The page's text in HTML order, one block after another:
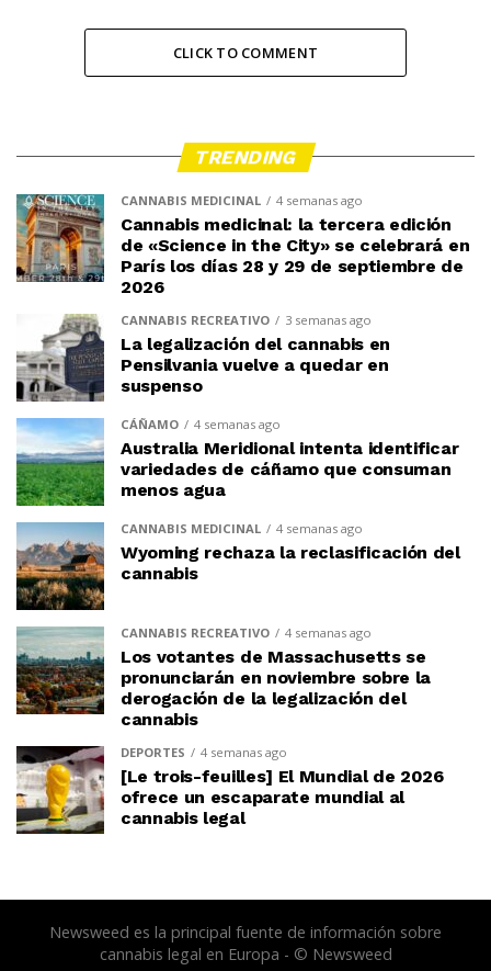
CLICK TO COMMENT
TRENDING
CANNABIS MEDICINAL 4 semanas ago
Cannabis medicinal: la tercera edición
de «Science in the City» se celebrará en
París los días 28 y 29 de septiembre de
2026
CANNABIS RECREATIVO 3 semanas ago
La legalización del cannabis en
Pensilvania vuelve a quedar en
suspenso
CÁÑAMO 4 semanas ago
Australia Meridional intenta identificar
variedades de cáñamo que consuman
menos agua
CANNABIS MEDICINAL 4 semanas ago
Wyoming rechaza la reclasificación del
cannabis
CANNABIS RECREATIVO 4 semanas ago
Los votantes de Massachusetts se
pronunciarán en noviembre sobre la
derogación de la legalización del
cannabis
DEPORTES 4 semanas ago
[Le trois-feuilles] El Mundial de 2026
ofrece un escaparate mundial al
cannabis legal
Newsweed es la principal fuente de información sobre
cannabis legal en Europa - © Newsweed